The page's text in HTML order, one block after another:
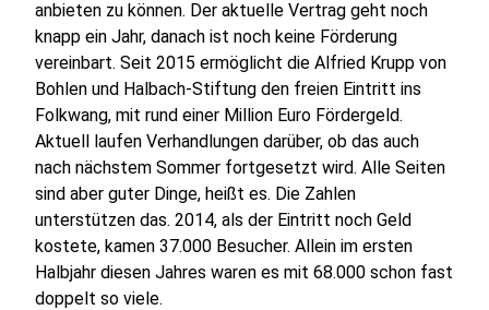
anbieten zu können. Der aktuelle Vertrag geht noch
knapp ein Jahr, danach ist noch keine Förderung
vereinbart. Seit 2015 ermöglicht die Alfried Krupp von
Bohlen und Halbach-Stiftung den freien Eintritt ins
Folkwang, mit rund einer Million Euro Fördergeld.
Aktuell laufen Verhandlungen darüber, ob das auch
nach nächstem Sommer fortgesetzt wird. Alle Seiten
sind aber guter Dinge, heißt es. Die Zahlen
unterstützen das. 2014, als der Eintritt noch Geld
kostete, kamen 37.000 Besucher. Allein im ersten
Halbjahr diesen Jahres waren es mit 68.000 schon fast
doppelt so viele.